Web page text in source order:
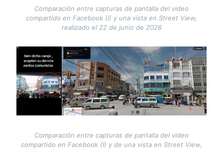
Comparación entre capturas de pantalla del video
compartido en Facebook (I) y una vista en Street View,
realizado el 22 de junio de 2026
Image
Comparación entre capturas de pantalla del video
compartido en Facebook (I) y de una vista en Street View,